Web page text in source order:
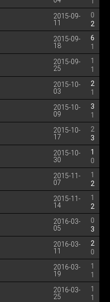
2015-09-
11
0
2
2015-09-
18
6
1
2015-09-
25
1
1
2015-10-
03
2
1
2015-10-
09
3
1
2015-10-
17
2
3
2015-10-
30
1
0
2015-11-
07
1
2
2015-11-
14
1
2
2016-03-
05
0
3
2016-03-
11
2
0
2016-03-
19
1
1
2016-03-
25
1
1